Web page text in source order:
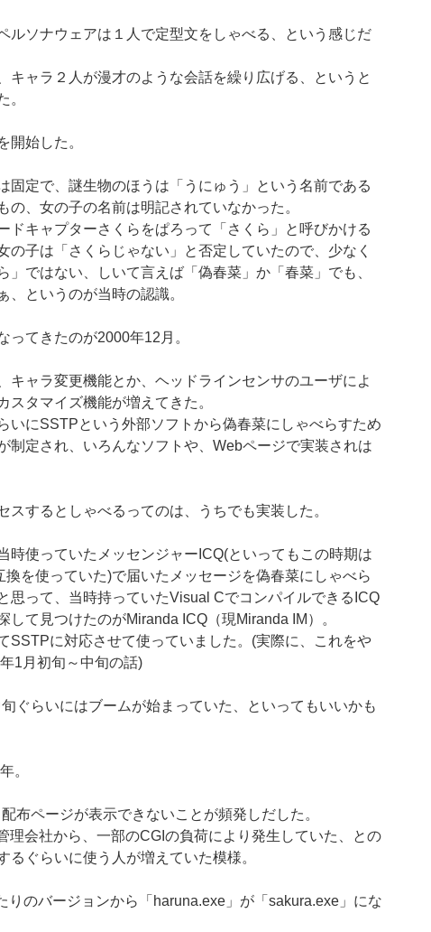
ルソナウェアは１人で定型文をしゃべる、という感じだ
キャラ２人が漫才のような会話を繰り広げる、というと
。
開始した。
固定で、謎生物のほうは「うにゅう」という名前である
の、女の子の名前は明記されていなかった。
ドキャプターさくらをぱろって「さくら」と呼びかける
の子は「さくらじゃない」と否定していたので、少なく
」ではない、しいて言えば「偽春菜」か「春菜」でも、
、というのが当時の認識。
ってきたのが2000年12月。
キャラ変更機能とか、ヘッドラインセンサのユーザによ
スタマイズ機能が増えてきた。
いにSSTPという外部ソフトから偽春菜にしゃべらすため
制定され、いろんなソフトや、Webページで実装されは
スするとしゃべるってのは、うちでも実装した。
時使っていたメッセンジャーICQ(といってもこの時期は
換を使っていた)で届いたメッセージを偽春菜にしゃべら
思って、当時持っていたVisual CでコンパイルできるICQ
して見つけたのがMiranda ICQ（現Miranda IM）。
SSTPに対応させて使っていました。(実際に、これをや
1月初旬～中旬の話)
ぐらいにはブームが始まっていた、といってもいいかも
。
布ページが表示できないことが頻発しだした。
理会社から、一部のCGIの負荷により発生していた、との
るぐらいに使う人が増えていた模様。
りのバージョンから「haruna.exe」が「sakura.exe」にな